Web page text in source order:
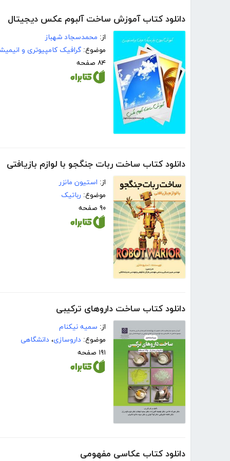
دانلود کتاب آموزش ساخت آلبوم عکس دیجیتال
از: محمدسجاد شهباز
موضوع: گرافیک کامپیوتری و
۸۴ صفحه
دانلود کتاب ساخت ربات جنگجو با لوازم بازیافتی
از: استیون مانزر
موضوع: رباتیک
۹۰ صفحه
دانلود کتاب ساخت داروهای ترکیبی
از: سمیه نیکنام
موضوع: داروسازی، دانشگاهی
۱۹۱ صفحه
دانلود کتاب عکاسی مفهومی